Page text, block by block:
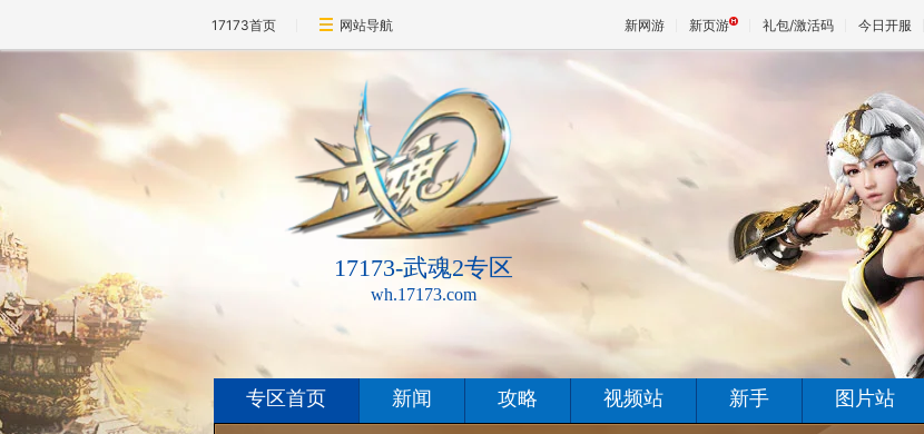
17173首页 网站导航 新网游 新页游 礼包/激活码 今日开服
17173-武魂2专区
wh.17173.com
专区首页 新闻 攻略 视频站 新手 图片站